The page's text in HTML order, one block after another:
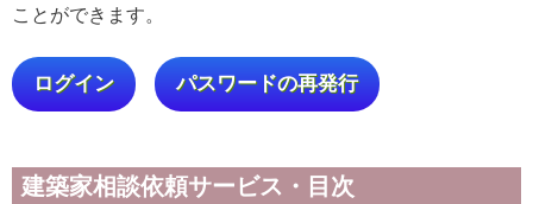
ことができます。
ログイン パスワードの再発行
建築家相談依頼サービス・目次